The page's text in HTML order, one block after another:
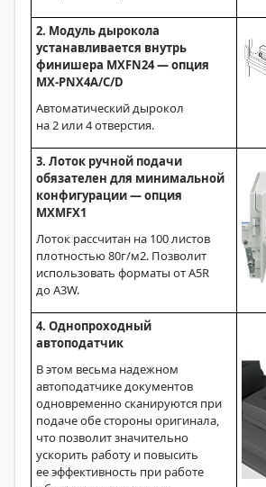
2. Модуль дырокола
устанавливается внутрь
финишера MXFN24 — опция
MX-PNX4A/C/D
Автоматический дырокол
на 2 или 4 отверстия.
3. Лоток ручной подачи
обязателен для минимальной
конфигурации — опция
MXMFX1
Лоток рассчитан на 100 листов
плотностью 80г/м2. Позволит
использовать форматы от A5R
до A3W.
4. Однопроходный
автоподатчик
В этом весьма надежном
автоподатчике документов
одновременно сканируются при
подаче обе стороны оригинала,
что позволит значительно
ускорить работу и повысить
ее эффективность при работе